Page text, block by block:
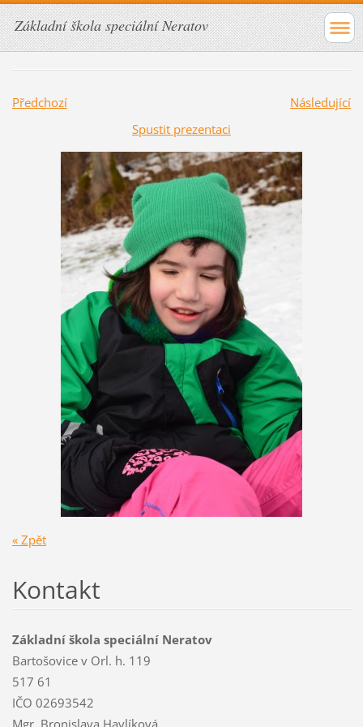
Základní škola speciální Neratov
Předchozí
Následující
Spustit prezentaci
« Zpět
Kontakt
Základní škola speciální Neratov
Bartošovice v Orl. h. 119
517 61
IČO 02693542
Mgr. Bronislava Havlíková